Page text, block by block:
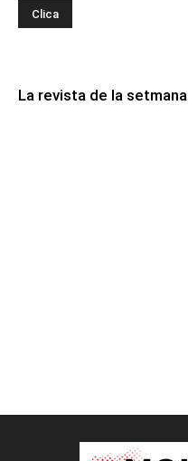
La revista de la setmana